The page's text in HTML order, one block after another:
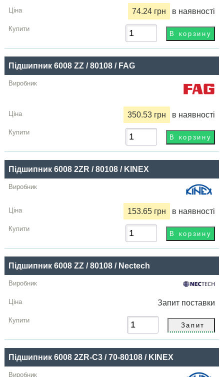
Радіальний
грн
Купити
74.24 грн в наявності
Підшипник 6008 ZZ / 80108 / FAG
350.53 грн в наявності
Підшипник 6008 2ZR / 80108 / KINEX
153.65 грн в наявності
Підшипник 6008 ZZ / 80108 / Nectech
Запит поставки
Підшипник 6008 2ZR-C3 / 70-80108 / KINEX